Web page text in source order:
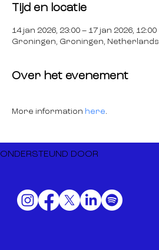
Tijd en locatie
14 jan 2026, 23:00 – 17 jan 2026, 12:00
Groningen, Groningen, Netherlands
Over het evenement
More information here.
ONDERSTEUND DOOR